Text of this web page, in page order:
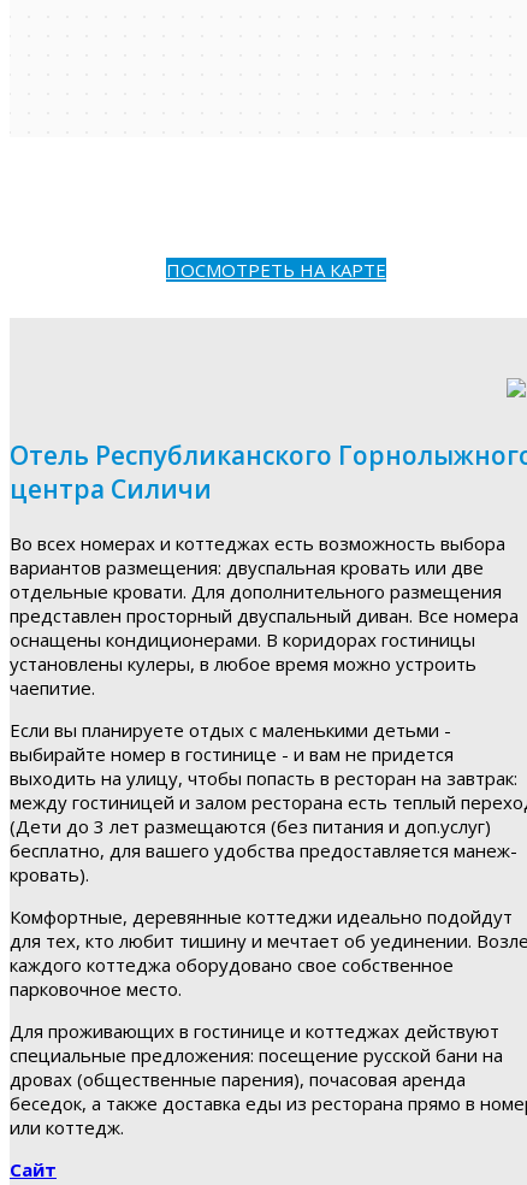
ПОСМОТРЕТЬ НА КАРТЕ
Отель Республиканского
центра Силичи
Во всех номерах и коттеджах есть возможность выбора
вариантов размещения: двуспальная кровать или две
отдельные кровати. Для дополнительного размещения
представлен просторный двуспальный диван. Все номера
оснащены кондиционерами. В коридорах гостиницы
установлены кулеры, в любое время можно устроить
чаепитие.
Если вы планируете отдых с маленькими детьми -
выбирайте номер в гостинице - и вам не придется
выходить на улицу, чтобы попасть в ресторан на завтрак:
между гостиницей и залом ресторана есть теплый
(Дети до 3 лет размещаются (без питания и доп.услуг)
бесплатно, для вашего удобства предоставляется манеж-
кровать).
Комфортные, деревянные коттеджи идеально подойдут
для тех, кто любит тишину и мечтает об уединении. Возле
каждого коттеджа оборудовано свое собственное
парковочное место.
Для проживающих в гостинице и коттеджах действуют
специальные предложения: посещение русской бани на
дровах (общественные парения), почасовая аренда
беседок, а также доставка еды из ресторана прямо в
или коттедж.
Сайт